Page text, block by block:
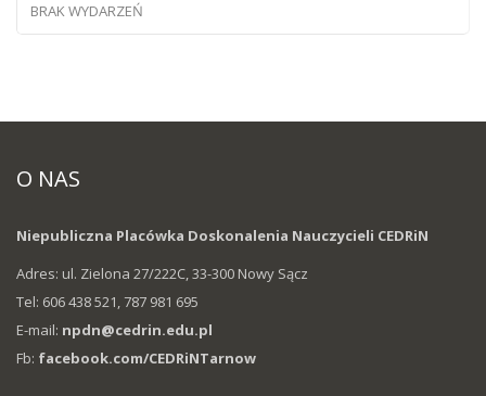
BRAK WYDARZEŃ
O NAS
Niepubliczna Placówka Doskonalenia Nauczycieli CEDRiN
Adres: ul. Zielona 27/222C, 33-300 Nowy Sącz
Tel: 606 438 521, 787 981 695
E-mail: npdn@cedrin.edu.pl
Fb: facebook.com/CEDRiNTarnow